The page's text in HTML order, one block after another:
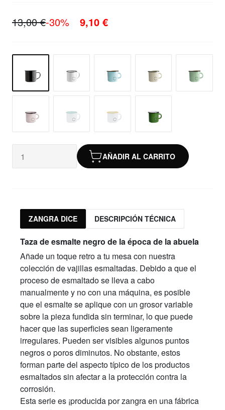
13,00 €-30% 9,10 €
AÑADIR AL CARRITO
ZANGRA DICE DESCRIPCIÓN TÉCNICA
Taza de esmalte negro de la época de la abuela
Añade un toque retro a tu mesa con nuestra
colección de vajillas esmaltadas. Debido a que el
proceso de esmaltado se lleva a cabo
manualmente y no con una máquina, es posible
que el esmalte se aplique con un grosor variable
sobre la pieza fundida sin terminar, lo que puede
hacer que las superficies sean ligeramente
irregulares. Pueden ser visibles algunos puntos
negros o poros diminutos. No obstante, estos
forman parte del aspecto típico de los productos
esmaltados sin afectar a la protección contra la
corrosión.
Esta serie es ¡producida por zangra en una fábrica